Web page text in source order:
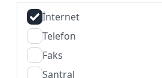
İnternet
Telefon
Faks
Santral